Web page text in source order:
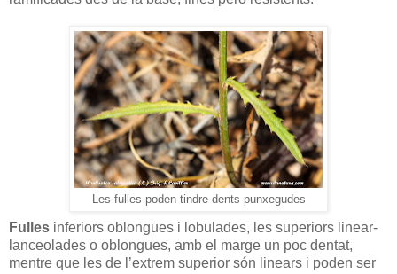
Les fulles poden tindre dents punxegudes
Fulles inferiors oblongues i lobulades, les superiors linear-
lanceolades o oblongues, amb el marge un poc dentat,
mentre que les de l’extrem superior són linears i poden ser